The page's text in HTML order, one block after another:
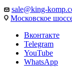
sale@king-
Московское
Вконтакте
Telegram
YouTube
WhatsApp